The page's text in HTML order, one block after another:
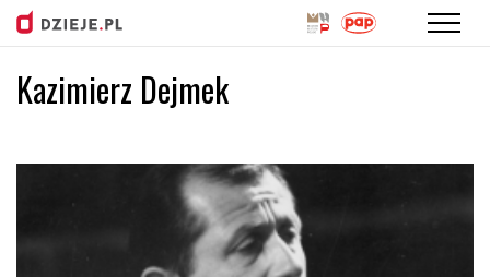
Kazimierz Dejmek